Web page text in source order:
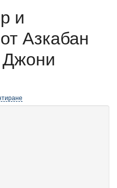
и
Азкабан
Джони